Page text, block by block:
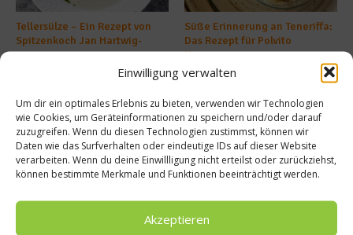
Einwilligung verwalten
Um dir ein optimales Erlebnis zu bieten, verwenden wir Technologien
wie Cookies, um Geräteinformationen zu speichern und/oder darauf
zuzugreifen. Wenn du diesen Technologien zustimmst, können wir
Daten wie das Surfverhalten oder eindeutige IDs auf dieser Website
verarbeiten. Wenn du deine Einwillligung nicht erteilst oder zurückziehst,
können bestimmte Merkmale und Funktionen beeinträchtigt werden.
Akzeptieren
Tellersülze – Ein Rezept von
Spitzenkoch Jan Hartwig-
Süße Erinnerung an Teneriffa:
Das Rezept für Polvito
Uruguayo
9. Juli 2025
Buchtipp